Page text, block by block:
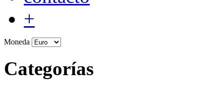
+
Moneda
Categorías